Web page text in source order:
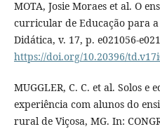
MOTA, Josie Moraes et al. O
curricular de Educação para
Didática, v. 17, p. e021056-
https://doi.org/10.20396/
MUGGLER, C. C. et al. Solos e
experiência com alunos do
rural de Viçosa, MG. In: